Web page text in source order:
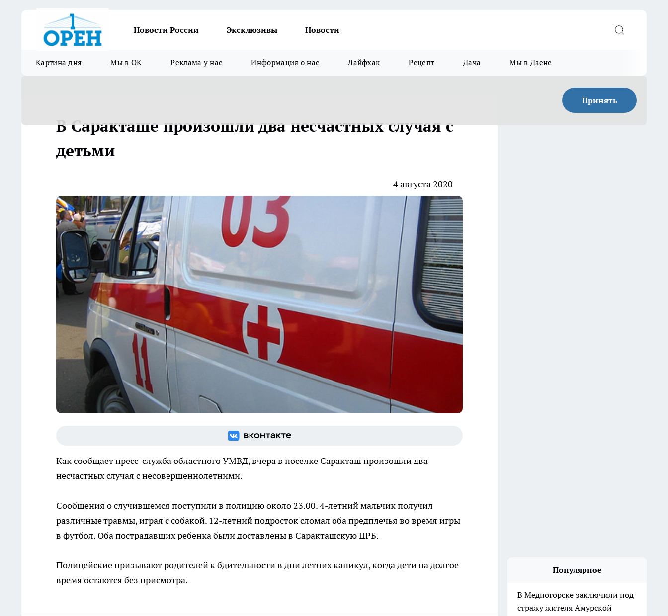
Новости России Эксклюзивы Новости
Картина дня Мы в ОК Реклама у нас Информация о нас Лайфхак Рецепт Дача Мы в Дзене
Принять
В Саракташе произошли два несчастных случая с
детьми
4 августа 2020
Как сообщает пресс-служба областного УМВД, вчера в поселке Саракташ произошли два
несчастных случая с несовершеннолетними.
Сообщения о случившемся поступили в полицию около 23.00. 4-летний мальчик получил
различные травмы, играя с собакой. 12-летний подросток сломал оба предплечья во время игры
в футбол. Оба пострадавших ребенка были доставлены в Саракташскую ЦРБ.
Полицейские призывают родителей к бдительности в дни летних каникул, когда дети на долгое
время остаются без присмотра.
Популярное
В Медногорске заключили под
стражу жителя Амурской